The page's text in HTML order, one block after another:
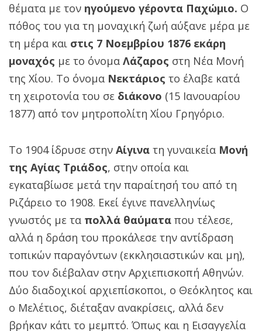
θέματα με τον ηγούμενο γέροντα Παχώμιο. Ο
πόθος του για τη μοναχική ζωή αύξανε μέρα με
τη μέρα και στις 7 Νοεμβρίου 1876 εκάρη
μοναχός με το όνομα Λάζαρος στη Νέα Μονή
της Χίου. Το όνομα Νεκτάριος το έλαβε κατά
τη χειροτονία του σε διάκονο (15 Ιανουαρίου
1877) από τον μητροπολίτη Χίου Γρηγόριο.
Το 1904 ίδρυσε στην Αίγινα τη γυναικεία Μονή
της Αγίας Τριάδος, στην οποία και
εγκαταβίωσε μετά την παραίτησή του από τη
Ριζάρειο το 1908. Εκεί έγινε πανελληνίως
γνωστός με τα πολλά θαύματα που τέλεσε,
αλλά η δράση του προκάλεσε την αντίδραση
τοπικών παραγόντων (εκκλησιαστικών και μη),
που τον διέβαλαν στην Αρχιεπισκοπή Αθηνών.
Δύο διαδοχικοί αρχιεπίσκοποι, ο Θεόκλητος και
ο Μελέτιος, διέταξαν ανακρίσεις, αλλά δεν
βρήκαν κάτι το μεμπτό. Όπως και η Εισαγγελία